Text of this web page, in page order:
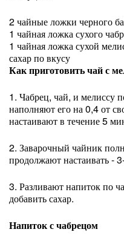
2 чайные ложки черного
1 чайная ложка сухого
1 чайная ложка сухой
сахар по вкусу
Как приготовить чай с
1. Чабрец, чай, и мелиссу
наполняют его на 0,4 от
настаивают в течение 5
2. Заварочный чайник
продолжают настаивать -
3. Разливают напиток по
добавить сахар.
Напиток с чабрецом